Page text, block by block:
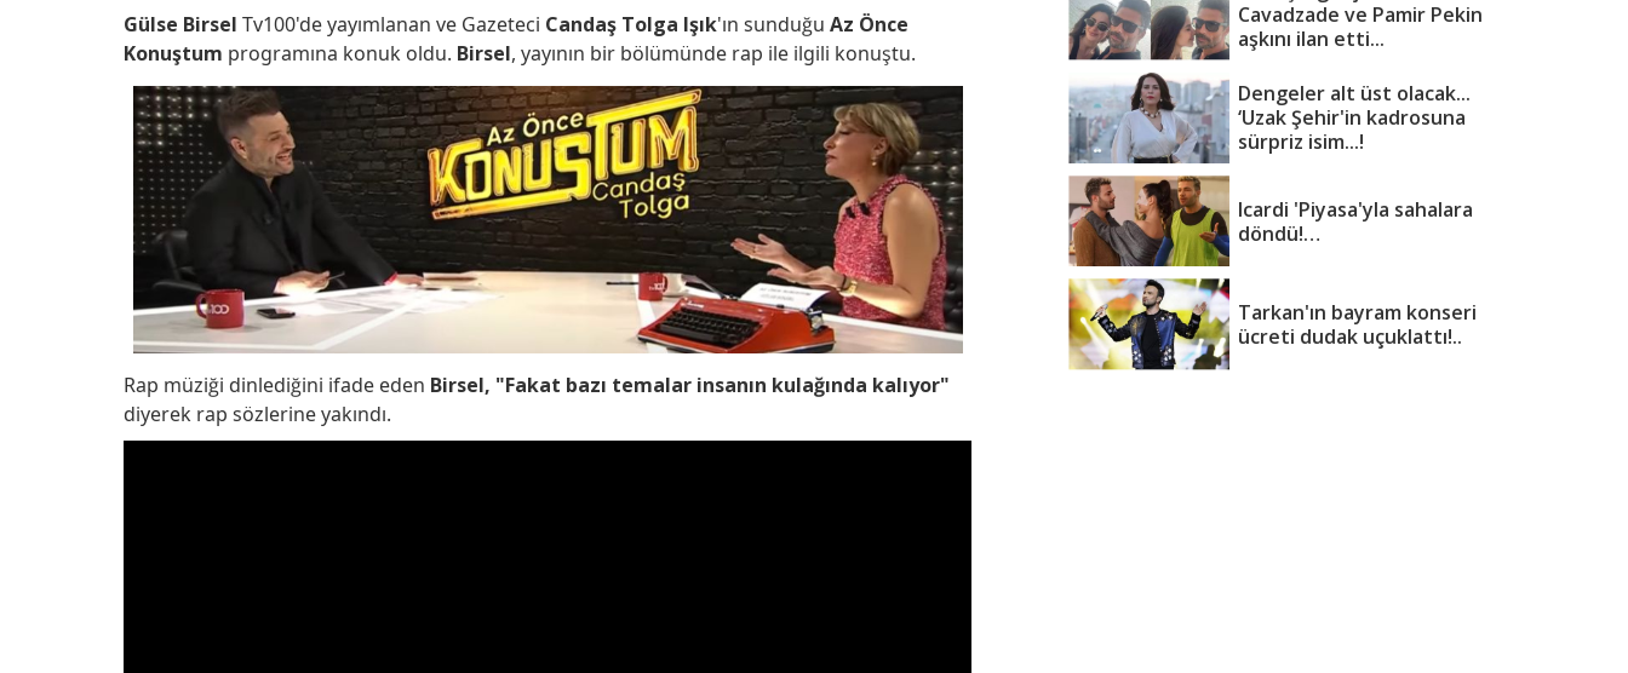
Gülse Birsel Tv100'de yayımlanan ve Gazeteci Candaş Tolga Işık'ın sunduğu Az Önce
Konuştum programına konuk oldu. Birsel, yayının bir bölümünde rap ile ilgili konuştu.
Rap müziği dinlediğini ifade eden Birsel, "Fakat bazı temalar insanın kulağında kalıyor"
diyerek rap sözlerine yakındı.
Cavadzade ve Pamir Pekin
aşkını ilan etti...
Dengeler alt üst olacak...
‘Uzak Şehir'in kadrosuna
sürpriz isim...!
Icardi 'Piyasa'yla sahalara
döndü!…
Tarkan'ın bayram konseri
ücreti dudak uçuklattı!..